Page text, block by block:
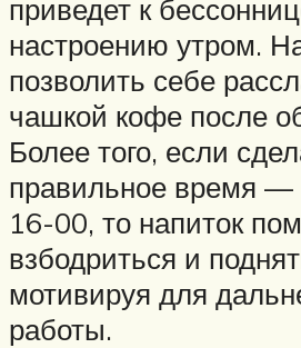
приведет к
настроению утром.
позволить себе
чашкой кофе после
Более того, если
правильное время
16-00, то напиток
взбодриться и
мотивируя для
работы.